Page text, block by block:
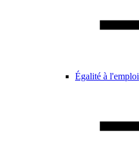
Égalité à l'emploi